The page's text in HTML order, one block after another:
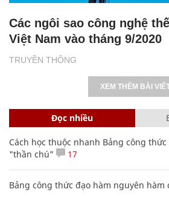
TRUYỀN THÔNG
Các ngôi sao công nghệ
Việt Nam vào tháng 9/2020
XEM THÊM BÀI
Đọc nhiều
Cách học thuộc nhanh Bảng công
"thần chú"
17
Bảng công thức đạo hàm nguyên hàm